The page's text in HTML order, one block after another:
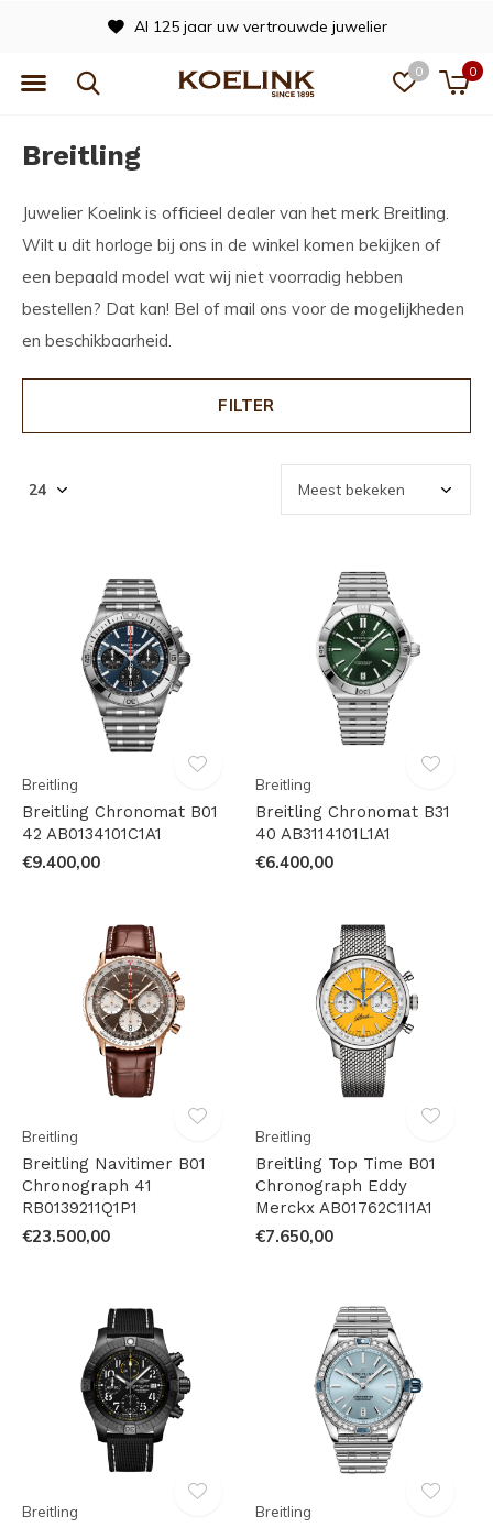
0 0
Officieel dealer van vele merken
Breitling
Juwelier Koelink is officieel dealer van het merk Breitling.
Wilt u dit horloge bij ons in de winkel komen bekijken of
een bepaald model wat wij niet voorradig hebben
bestellen? Dat kan! Bel of mail ons voor de mogelijkheden
en beschikbaarheid.
FILTER
Breitling
Breitling Chronomat B01
42 AB0134101C1A1
€9.400,00
Breitling
Breitling Chronomat B31
40 AB3114101L1A1
€6.400,00
Breitling
Breitling Navitimer B01
Chronograph 41
RB0139211Q1P1
€23.500,00
Breitling
Breitling Top Time B01
Chronograph Eddy
Merckx AB01762C1I1A1
€7.650,00
Breitling Breitling